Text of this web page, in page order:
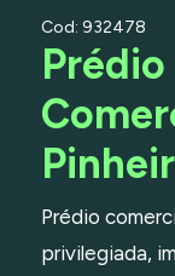
Cod: 932478
Prédio
privilegiada,